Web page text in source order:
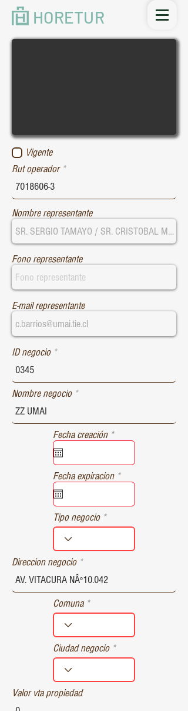
HORETUR
Vigente
Rut operador
Nombre representante
Fono representante
E-mail representante
ID negocio
Nombre negocio
Fecha creación *r
e
u
i
d
Fecha expiracion *r
e
u
r
d
Tipo negocio
Direccion negocio
Comuna
Ciudad negocio
Valor vta propiedad